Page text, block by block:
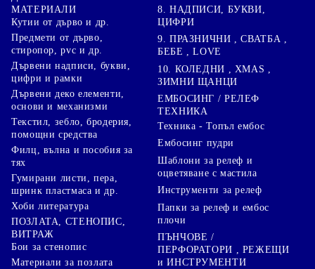
МАТЕРИАЛИ
Кутии от дърво и др.
Предмети от дърво,
стиропор, pvc и др.
Дървени надписи, букви,
цифри и рамки
Дървени деко елементи,
основи и механизми
Текстил, зебло, бродерия,
помощни средства
Филц, вълна и пособия за
тях
Гумирани листи, пера,
шринк пластмаса и др.
Хоби литература
ПОЗЛАТА, СТЕНОПИС,
ВИТРАЖ
Бои за стенопис
Материали за позлата
8. НАДПИСИ, БУКВИ,
ЦИФРИ
9. ПРАЗНИЧНИ , СВАТБА ,
БЕБЕ , LOVE
10. КОЛЕДНИ , XMAS ,
ЗИМНИ ЩАНЦИ
ЕМБОСИНГ / РЕЛЕФ
ТЕХНИКА
Техника - Топъл ембос
Ембосинг пудри
Шаблони за релеф и
оцветяване с мастила
Инструменти за релеф
Папки за релеф и ембос
плочи
ПЪНЧОВЕ /
ПЕРФОРАТОРИ , РЕЖЕЩИ
и ИНСТРУМЕНТИ